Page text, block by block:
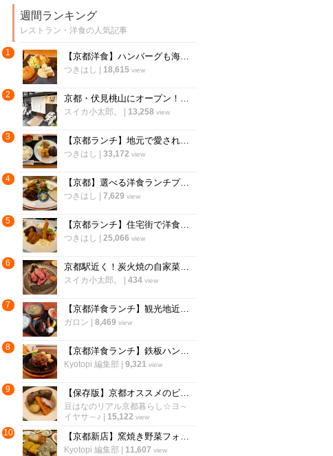
週間ランキング
レストラン・洋食の人気記事
1 【京都洋食】ハンバーグも海老フライも！選べるランチが人気の知る人ぞ知る実力店「食らう」
つきはし 18,615 view
2 京都・伏見桃山にオープン！うまい自家製パンも楽しめるビストロ「アルケミスト」
スイカ小太郎。 13,258 view
3 【京都ランチ】地元で愛される老舗洋食店！手作りの味をリーズナブルに「舟形」
つきはし 33,172 view
4 【京都】選べる洋食ランチプレートが人気！ご近所で愛される洋食バル「スロウフロウ」
つきはし 7,629 view
5 【京都ランチ】住宅街で洋食の新店を発見！満足度の高いプレートが評判「洋食堂nook」
つきはし 25,066 view
6 京都駅近く！炭火焼の自家菜園野菜や和牛が楽しめる人気店！朝食も評判「炭棲堂」
スイカ小太郎。 434 view
7 【京都洋食ランチ】観光地近くに佇む町の名店 ボリューミーな定食が評判！七条東山「里」
ガロン 8,469 view
8 【京都洋食ランチ】鉄板ハンバーグ健在！東山二条の人気店「イノツチ」が向かいに移転！
Kyotopi 編集部 9,321 view
9 【保存版】京都オススメのビストロ！ランチは行列必至店から予約必須店まで【厳選6店】
豆はなのリアル京都暮らし☆ヨ～
イヤサ～♪
15,122 view
10 【京都新店】窯焼き野菜フォカッチャが600円で食べ放題！五十棲系の新店が烏丸に
Kyotopi 編集部 11,607 view